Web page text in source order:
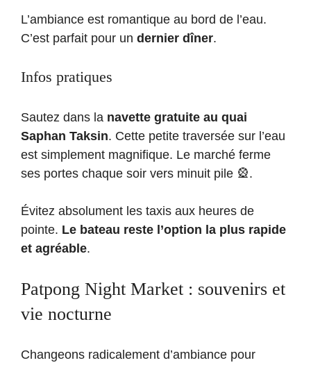
L’ambiance est romantique au bord de l’eau.
C’est parfait pour un dernier dîner.
Infos pratiques
Sautez dans la navette gratuite au quai
Saphan Taksin. Cette petite traversée sur l’eau
est simplement magnifique. Le marché ferme
ses portes chaque soir vers minuit pile 🎡.
Évitez absolument les taxis aux heures de
pointe. Le bateau reste l’option la plus rapide
et agréable.
Patpong Night Market : souvenirs et
vie nocturne
Changeons radicalement d’ambiance pour